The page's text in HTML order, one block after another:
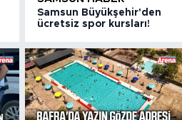
Samsun Büyükşehir'den
ücretsiz spor kursları!